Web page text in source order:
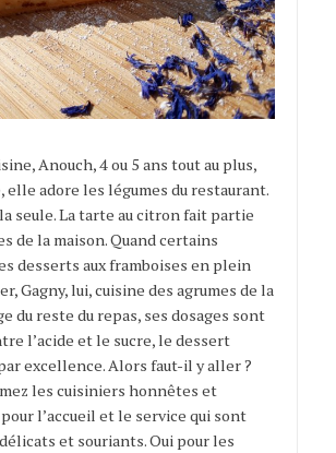
Anouch, 4 ou 5 ans tout au plus,
elle adore les légumes du restaurant.
la seule. La tarte au citron fait partie
de la maison. Quand certains
desserts aux framboises en plein
Gagny, lui, cuisine des agrumes de la
du reste du repas, ses dosages sont
l’acide et le sucre, le dessert
excellence. Alors faut-il y aller ?
les cuisiniers honnêtes et
l’accueil et le service qui sont
et souriants. Oui pour les